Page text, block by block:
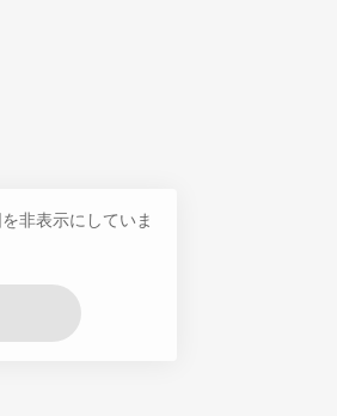
非表示にしていま